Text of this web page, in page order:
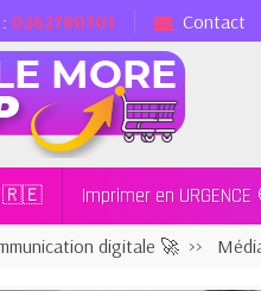
0262780301 Contact
🇷🇪 Imprimer en URGENCE
digitale 🚀